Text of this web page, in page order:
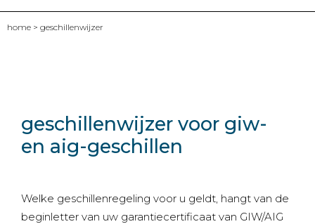
home > geschillenwijzer
geschillenwijzer voor giw-
en aig-geschillen
Welke geschillenregeling voor u geldt, hangt van de
beginletter van uw garantiecertificaat van GIW/AIG